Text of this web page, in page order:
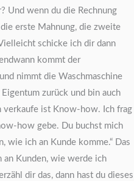
Und wenn du die Rechnung
erste Mahnung, die zweite
schicke ich dir dann
kommt der
nimmt die Waschmaschine
zurück und bin auch
verkaufe ist Know-how. Ich frag
how gebe. Du buchst mich
wie ich an Kunde komme.“ Das
an Kunden, wie werde ich
dir das, dann hast du dieses